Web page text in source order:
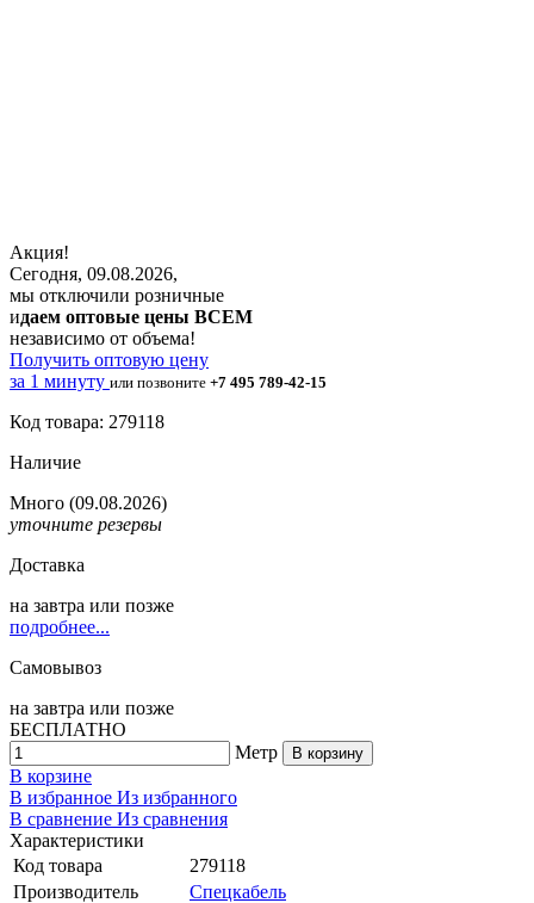
Акция!
Сегодня, 09.08.2026,
мы отключили розничные
идаем оптовые цены ВСЕМ
независимо от объема!
Получить оптовую цену
за 1 минуту или позвоните +7 495 789-42-15
Код товара: 279118
Наличие
Много (09.08.2026)
уточните резервы
Доставка
на завтра или позже
подробнее...
Самовывоз
на завтра или позже
БЕСПЛАТНО
Метр
В корзину
В корзине
В избранное Из избранного
В сравнение Из сравнения
Характеристики
Код товара
279118
Производитель
Спецкабель